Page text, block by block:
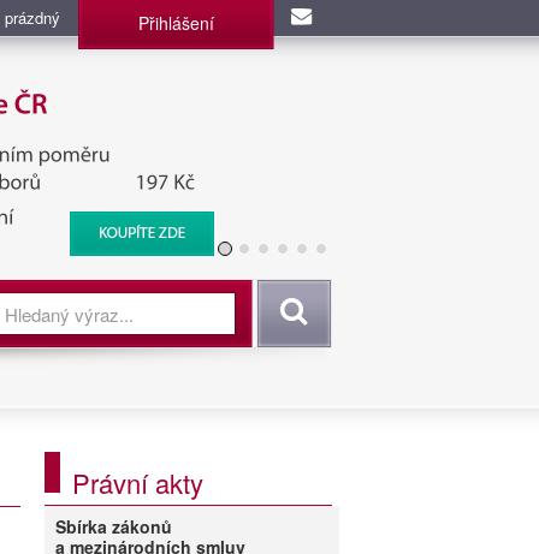
Přihlášení
Vyhledat
Právní akty
Sbírka zákonů
a mezinárodních smluv